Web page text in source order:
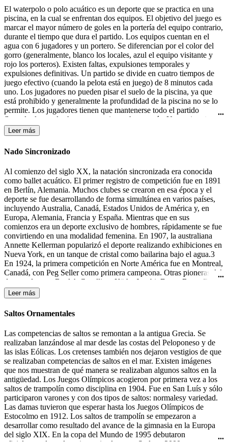
1908, se creo la Federación Internacional de Natación (FINA). El
estilo mariposa fue desarrollado en la década de 1930 y fue en un
primer momento una variante del estilo braza, hasta que fue
aceptado como un estilo independiente en 1952.
El waterpolo o polo acuático es un deporte que se practica en una
piscina, en la cual se enfrentan dos equipos. El objetivo del juego es
marcar el mayor número de goles en la portería del equipo contrario,
durante el tiempo que dura el partido. Los equipos cuentan en el
agua con 6 jugadores y un portero. Se diferencian por el color del
gorro (generalmente, blanco los locales, azul el equipo visitante y
rojo los porteros). Existen faltas, expulsiones temporales y
expulsiones definitivas. Un partido se divide en cuatro tiempos de
juego efectivo (cuando la pelota está en juego) de 8 minutos cada
uno. Los jugadores no pueden pisar el suelo de la piscina, ya que
está prohibido y generalmente la profundidad de la piscina no se lo
permite. Los jugadores tienen que mantenerse todo el partido
flotando, lo que les hace consumir mucha energía. Un equipo tiene
30 segundos de posesión de la pelota para efectuar un lanzamiento a
la portería contraria.
Leer más
Nado Sincronizado
Al comienzo del siglo XX, la natación sincronizada era conocida
como ballet acuático. El primer registro de competición fue en 1891
en Berlín, Alemania. Muchos clubes se crearon en esa época y el
deporte se fue desarrollando de forma simultánea en varios países,
incluyendo Australia, Canadá, Estados Unidos de América y, en
Europa, Alemania, Francia y España. Mientras que en sus
comienzos era un deporte exclusivo de hombres, rápidamente se fue
convirtiendo en una modalidad femenina. En 1907, la australiana
Annette Kellerman popularizó el deporte realizando exhibiciones en
Nueva York, en un tanque de cristal como bailarina bajo el agua.3
En 1924, la primera competición en Norte América fue en Montreal,
Canadá, con Peg Seller como primera campeona. Otras pioneras del
deporte fueron: Beulah Gundling, Käthe Jacobi, Dawn Bean, Billie
MacKellar, Teresa Anderson y Gail Johnson. Muchas de las
competiciones de esos días todavía se desarrollaban en lagos y ríos.
Durante los años 30 del siglo XX tuvieron lugar las primeras
competiciones en Alemania, Canadá y los Estados Unidos.4 En
Mermaids" ("Las Sirenas Modernas"), para Feria Mundial en
Chicago, el cual el presentador lo anunció como "natación
sincronizada". Ésta fue la primera mención a este término, aunque
Curtis todavía usaba el nombre "rhythmic swimming" (natación
rítmica) en su libro Rhythmic Swimming: A Source Book of
Synchronized Swimming and Water Pageantry (Minneapolis:
Burgess Publishing Co., 1936). A pesar de esto, fue en Estados
Unidos de América donde obtuvo mayor importancia y
trascendencia con las películas de Esther Williams, famosa actriz de
Hollywood y nadadora. A ella se le atribuye ser la gran impulsora de
este deporte, por haberlo hecho famoso en sus películas de los años
40 y 50 del siglo XX, haciéndolo llegar a todo el mundo. La
Leer más
Saltos Ornamentales
Las competencias de saltos se remontan a la antigua Grecia. Se
realizaban lanzándose al mar desde las costas del Peloponeso y de
las islas Eólicas. Los cretenses también nos dejaron vestigios de que
se realizaban competencias de saltos en el mar. Existen imágenes
que nos muestran de qué manera se realizaban algunos saltos en la
antigüedad. Los Juegos Olímpicos acogieron por primera vez a los
saltos de trampolín como disciplina en 1904. Fue en San Luís y sólo
participaron varones y con dos tipos de saltos: normalesy variedad.
Las damas tuvieron que esperar hasta los Juegos Olímpicos de
Estocolmo en 1912. Los saltos de trampolín se empezaron a
desarrollar como resultado del avance de la gimnasia en la Europa
del siglo XIX. En la copa del Mundo de 1995 debutaron
oficialmente los saltos sincronizados y en Sydney 2000 se